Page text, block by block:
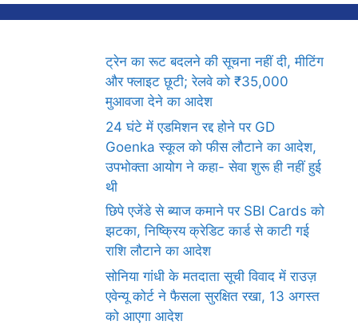
ट्रेन का रूट बदलने की सूचना नहीं दी, मीटिंग
और फ्लाइट छूटी; रेलवे को ₹35,000
मुआवजा देने का आदेश
24 घंटे में एडमिशन रद्द होने पर GD
Goenka स्कूल को फीस लौटाने का आदेश,
उपभोक्ता आयोग ने कहा- सेवा शुरू ही नहीं हुई
थी
छिपे एजेंडे से ब्याज कमाने पर SBI Cards को
झटका, निष्क्रिय क्रेडिट कार्ड से काटी गई
राशि लौटाने का आदेश
सोनिया गांधी के मतदाता सूची विवाद में राउज़
एवेन्यू कोर्ट ने फैसला सुरक्षित रखा, 13 अगस्त
को आएगा आदेश